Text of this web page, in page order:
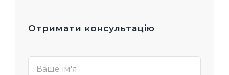
Отримати консультацію